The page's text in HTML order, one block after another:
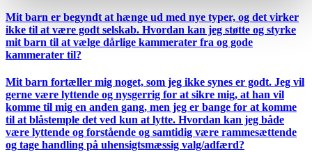
Mit barn er begyndt at hænge ud med nye typer, og det virker
ikke til at være godt selskab. Hvordan kan jeg støtte og styrke
mit barn til at vælge dårlige kammerater fra og gode
kammerater til?
Mit barn fortæller mig noget, som jeg ikke synes er godt. Jeg vil
gerne være lyttende og nysgerrig for at sikre mig, at han vil
komme til mig en anden gang, men jeg er bange for at komme
til at blåstemple det ved kun at lytte. Hvordan kan jeg både
være lyttende og forstående og samtidig være rammesættende
og tage handling på uhensigtsmæssig valg/adfærd?